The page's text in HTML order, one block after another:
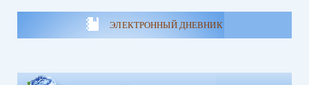
ЭЛЕКТРОННЫЙ ДНЕВНИК